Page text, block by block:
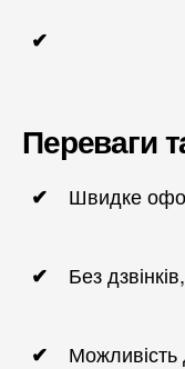
Переваги
Швидке
Без
Можливість